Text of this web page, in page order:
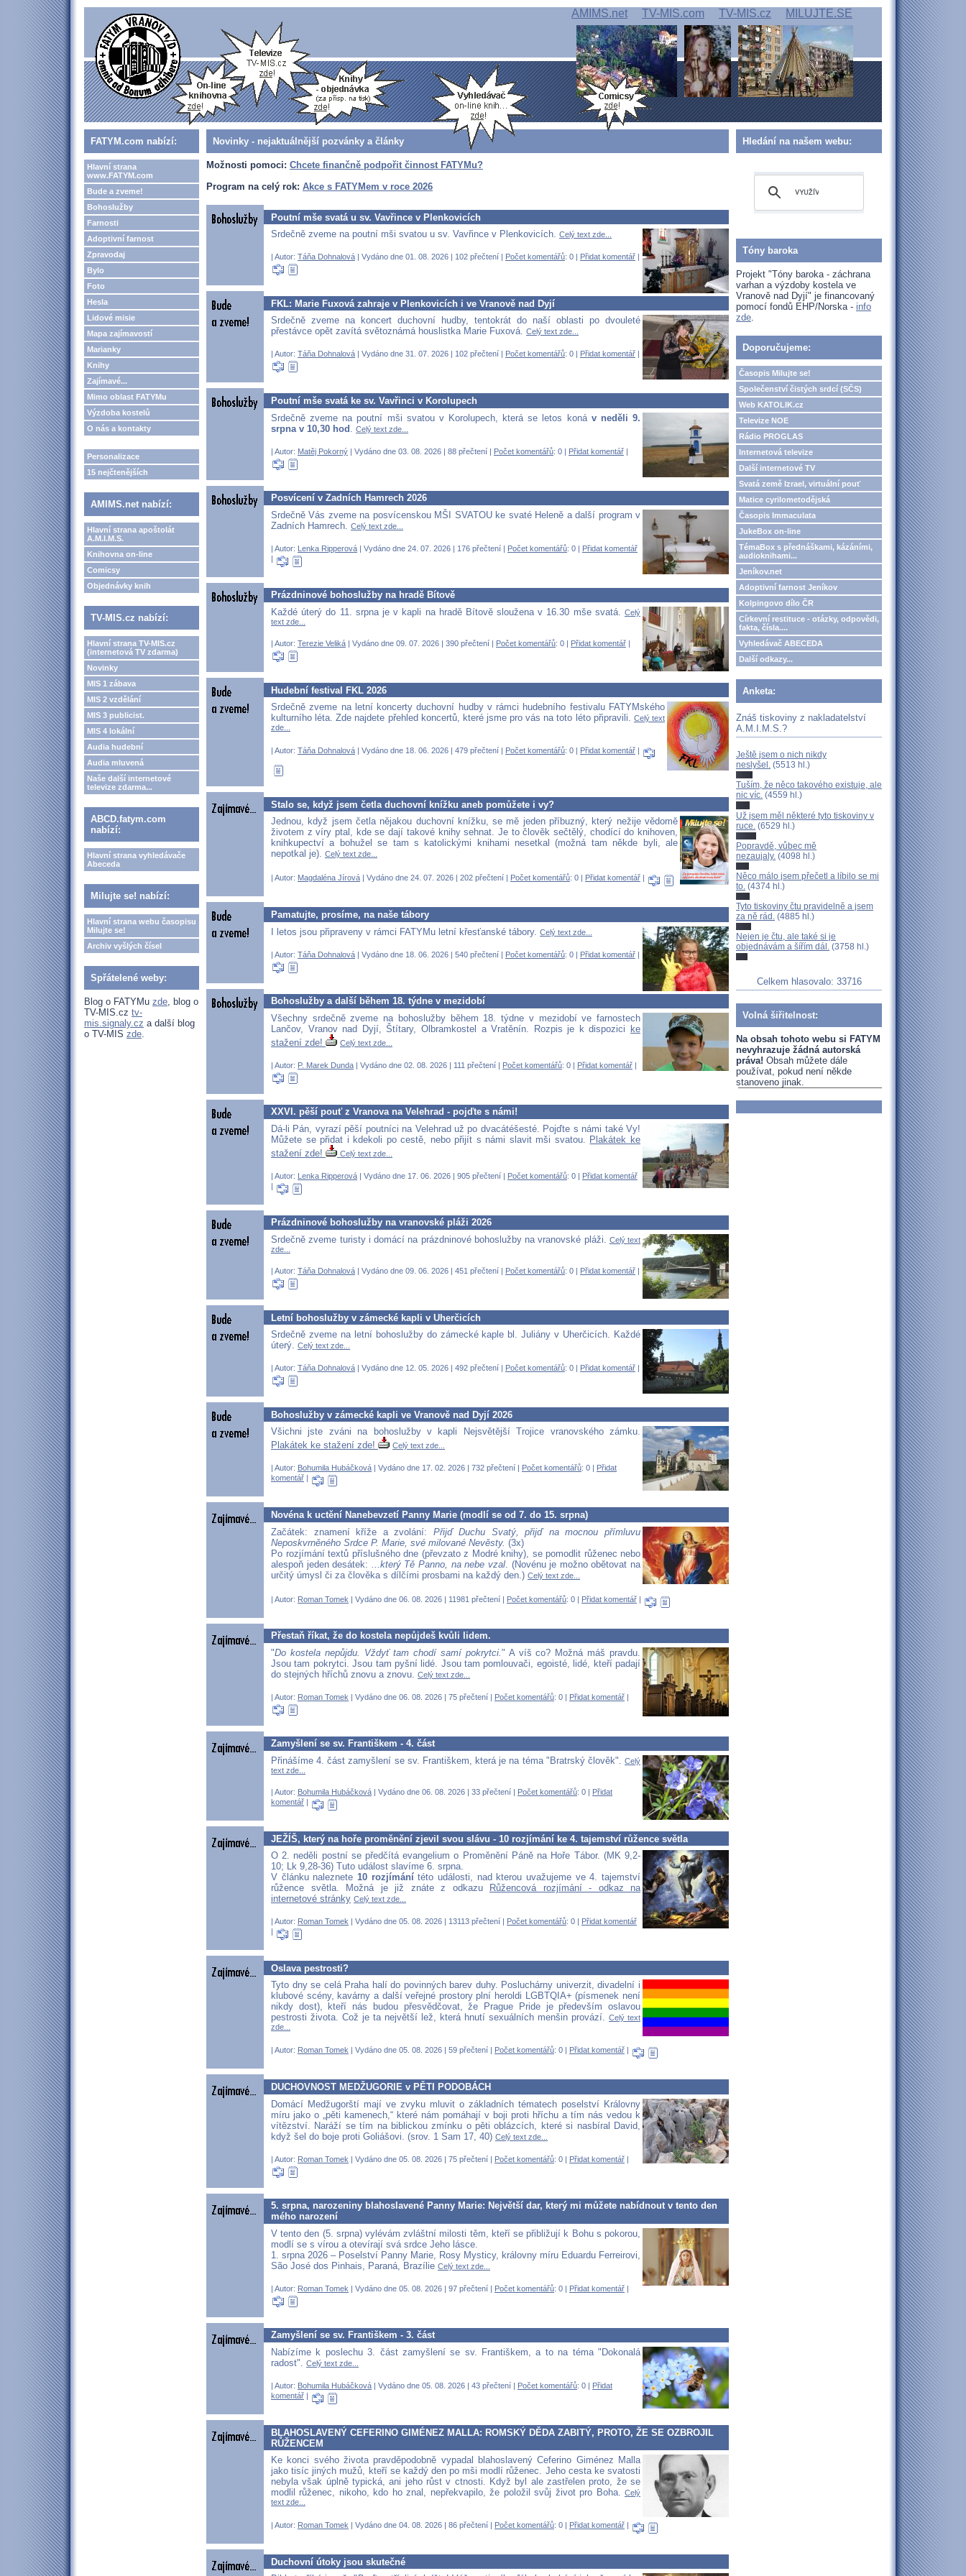
AMIMS.net TV-MIS.com TV-MIS.cz MILUJTE.SE
FATYM.com nabízí:
Hlavní strana
www.FATYM.com
Bude a zveme!
Bohoslužby
Farnosti
Adoptivní farnost
Zpravodaj
Bylo
Foto
Hesla
Lidové misie
Mapa zajímavostí
Marianky
Knihy
Zajímavé...
Mimo oblast FATYMu
Výzdoba kostelů
O nás a kontakty
Personalizace
15 nejčtenějších
AMIMS.net nabízí:
Hlavní strana apoštolát
A.M.I.M.S.
Knihovna on-line
Comicsy
Objednávky knih
TV-MIS.cz nabízí:
Hlavní strana TV-MIS.cz
(internetová TV zdarma)
Novinky
MIS 1 zábava
MIS 2 vzdělání
MIS 3 publicist.
MIS 4 lokální
Audia hudební
Audia mluvená
Naše další internetové
televize zdarma...
ABCD.fatym.com
nabízí:
Hlavní strana vyhledávače
Abeceda
Milujte se! nabízí:
Hlavní strana webu časopisu
Milujte se!
Archiv vyšlých čísel
Spřátelené weby:
Blog o FATYMu zde, blog o
TV-MIS.cz tv-
mis.signaly.cz a další blog
o TV-MIS zde.
Novinky - nejaktuálnější pozvánky a články
Možnosti pomoci: Chcete finančně podpořit činnost FATYMu?
Program na celý rok: Akce s FATYMem v roce 2026
Poutní mše svatá u sv. Vavřince v Plenkovicích
Srdečně zveme na poutní mši svatou u sv. Vavřince v Plenkovicích. Celý text zde...
| Autor: Táňa Dohnalová | Vydáno dne 01. 08. 2026 | 102 přečtení | Počet komentářů: 0 | Přidat komentář |
FKL: Marie Fuxová zahraje v Plenkovicích i ve Vranově nad Dyjí
Srdečně zveme na koncert duchovní hudby, tentokrát do naší oblasti po dvouleté
přestávce opět zavítá světoznámá houslistka Marie Fuxová. Celý text zde...
| Autor: Táňa Dohnalová | Vydáno dne 31. 07. 2026 | 102 přečtení | Počet komentářů: 0 | Přidat komentář
Poutní mše svatá ke sv. Vavřinci v Korolupech
Srdečně zveme na poutní mši svatou v Korolupech, která se letos koná v neděli 9.
srpna v 10,30 hod
Celý text zde...
| Autor: Matěj Pokorný | Vydáno dne 03. 08. 2026 | 88 přečtení | Počet komentářů: 0 | Přidat komentář |
Posvícení v Zadních Hamrech 2026
Srdečně Vás zveme na posvícenskou MŠI SVATOU ke svaté Heleně a další program v
Zadních Hamrech.
Celý text zde...
| Autor: Lenka Ripperová | Vydáno dne 24. 07. 2026 | 176 přečtení | Počet komentářů: 0 | Přidat komentář
|
Prázdninové bohoslužby na hradě Bítově
Každé úterý do 11. srpna je v kapli na hradě Bítově sloužena v 16.30 mše svatá.
Celý
text zde...
| Autor: Terezie Veliká | Vydáno dne 09. 07. 2026 | 390 přečtení | Počet komentářů: 0 | Přidat komentář |
Hudební festival FKL 2026
Srdečně zveme na letní koncerty duchovní hudby v rámci hudebního festivalu FATYMského
kulturního léta. Zde najdete přehled koncertů, které jsme pro vás na toto léto připravili. Celý text
zde...
| Autor: Táňa Dohnalová | Vydáno dne 18. 06. 2026 | 479 přečtení | Počet komentářů: 0 | Přidat komentář |
Stalo se, když jsem četla duchovní knížku aneb pomůžete i vy?
Jednou, když jsem četla nějakou duchovní knížku, se mě jeden příbuzný, který nežije vědomě
životem z víry ptal, kde se dají takové knihy sehnat. Je to člověk sečtělý, chodící do knihoven,
knihkupectví a bohužel se tam s katolickými knihami nesetkal (možná tam někde byli, ale
nepotkal je). Celý text zde...
| Autor: Magdaléna Jírová | Vydáno dne 24. 07. 2026 | 202 přečtení | Počet komentářů: 0 | Přidat komentář
Pamatujte, prosíme, na naše tábory
I letos jsou připraveny v rámci FATYMu letní křesťanské tábory. Celý text zde...
| Autor: Táňa Dohnalová | Vydáno dne 18. 06. 2026 | 540 přečtení | Počet komentářů: 0 | Přidat komentář |
Bohoslužby a další během 18. týdne v mezidobí
Všechny srdečně zveme na bohoslužby během 18. týdne v mezidobí ve farnostech
Lančov, Vranov nad Dyjí, Štítary, Olbramkostel a Vratěnín. Rozpis je k dispozici ke
stažení zde!
Celý text zde...
| Autor: P. Marek Dunda | Vydáno dne 02. 08. 2026 | 111 přečtení | Počet komentářů: 0 | Přidat komentář |
XXVI. pěší pouť z Vranova na Velehrad - pojďte s námi!
Dá-li Pán, vyrazí pěší poutníci na Velehrad už po dvacátéšesté. Pojďte s námi také Vy!
Můžete se přidat i kdekoli po cestě, nebo přijít s námi slavit mši svatou.
Plakátek ke
stažení zde!
Celý text zde...
| Autor: Lenka Ripperová | Vydáno dne 17. 06. 2026 | 905 přečtení | Počet komentářů: 0 | Přidat komentář
|
Prázdninové bohoslužby na vranovské pláži 2026
Srdečně zveme turisty i domácí na prázdninové bohoslužby na vranovské pláži. Celý text
zde...
| Autor: Táňa Dohnalová | Vydáno dne 09. 06. 2026 | 451 přečtení | Počet komentářů: 0 | Přidat komentář |
Letní bohoslužby v zámecké kapli v Uherčicích
Srdečně zveme na letní bohoslužby do zámecké kaple bl. Juliány v Uherčicích. Každé
úterý. Celý text zde...
| Autor: Táňa Dohnalová | Vydáno dne 12. 05. 2026 | 492 přečtení | Počet komentářů: 0 | Přidat komentář
Bohoslužby v zámecké kapli ve Vranově nad Dyjí 2026
Všichni jste zváni na bohoslužby v kapli Nejsvětější Trojice vranovského zámku.
Plakátek ke stažení zde!
Celý text zde...
| Autor: Bohumila Hubáčková | Vydáno dne 17. 02. 2026 | 732 přečtení | Počet komentářů: 0 |
Přidat
komentář
Novéna k uctění Nanebevzetí Panny Marie (modlí se od 7. do 15. srpna)
Začátek: znamení kříže a zvolání: Přijď Duchu Svatý, přijď na mocnou přímluvu
Neposkvrněného Srdce P. Marie, své milované Nevěsty. (3x)
Po rozjímání textů příslušného dne (převzato z Modré knihy), se pomodlit růženec nebo
alespoň jeden desátek:
...který Tě Panno, na nebe vzal. (Novénu je možno obětovat na
určitý úmysl či za člověka s dílčími prosbami na každý den.) Celý text zde...
| Autor: Roman Tomek | Vydáno dne 06. 08. 2026 | 11981 přečtení | Počet komentářů: 0 | Přidat komentář |
Přestaň říkat, že do kostela nepůjdeš kvůli lidem.
"Do kostela nepůjdu. Vždyť tam chodí samí pokrytci. " A víš co? Možná máš pravdu.
Jsou tam pokrytci. Jsou tam pyšní lidé. Jsou tam pomlouvači, egoisté, lidé, kteří padají
do stejných hříchů znovu a znovu.
Celý text zde...
| Autor: Roman Tomek | Vydáno dne 06. 08. 2026 | 75 přečtení | Počet komentářů: 0 | Přidat komentář |
Zamyšlení se sv. Františkem - 4. část
Přinášíme 4. část zamyšlení se sv. Františkem, která je na téma "Bratrský člověk". Celý
text zde...
| Autor: Bohumila Hubáčková | Vydáno dne 06. 08. 2026 | 33 přečtení | Počet komentářů: 0 | Přidat
komentář |
JEŽÍŠ, který na hoře proměnění zjevil svou slávu - 10 rozjímání ke 4. tajemství růžence světla
O 2. neděli postní se předčítá evangelium o Proměnění Páně na Hoře Tábor. (MK 9,2-
10; Lk 9,28-36) Tuto událost slavíme 6. srpna.
V článku naleznete 10 rozjímání této události, nad kterou uvažujeme ve 4. tajemství
růžence světla. Možná je již znáte z odkazu
Růžencová rozjímání - odkaz na
internetové stránky Celý text zde...
| Autor: Roman Tomek | Vydáno dne 05. 08. 2026 | 13113 přečtení | Počet komentářů: 0 | Přidat komentář
|
Oslava pestrosti?
Tyto dny se celá Praha halí do povinných barev duhy. Posluchárny univerzit, divadelní i
klubové scény, kavárny a další veřejné prostory plní heroldi LGBTQIA+ (písmenek není
nikdy dost), kteří nás budou přesvědčovat, že Prague Pride je především oslavou
pestrosti života. Což je ta největší lež, která hnutí sexuálních menšin provází. Celý text
zde...
| Autor: Roman Tomek | Vydáno dne 05. 08. 2026 | 59 přečtení | Počet komentářů: 0 | Přidat komentář
DUCHOVNOST MEDŽUGORIE v PĚTI PODOBÁCH
Domácí Medžugorští mají ve zvyku mluvit o základních tématech poselství Královny
míru jako o „pěti kamenech,“ které nám pomáhají v boji proti hříchu a tím nás vedou k
vítězství. Naráží se tím na biblickou zmínku o pěti oblázcích, které si nasbíral David,
když šel do boje proti Goliášovi. (srov. 1 Sam 17, 40) Celý text zde...
| Autor: Roman Tomek | Vydáno dne 05. 08. 2026 | 75 přečtení | Počet komentářů: 0 | Přidat komentář |
5. srpna, narozeniny blahoslavené Panny Marie: Největší dar, který mi můžete nabídnout v tento den
mého narození
V tento den (5. srpna) vylévám zvláštní milosti těm, kteří se přibližují k Bohu s pokorou,
modlí se s vírou a otevírají svá srdce Jeho lásce.
1. srpna 2026 – Poselství Panny Marie, Rosy Mysticy, královny míru Eduardu Ferreirovi,
São José dos Pinhais, Paraná, Brazílie Celý text zde...
| Autor: Roman Tomek | Vydáno dne 05. 08. 2026 | 97 přečtení | Počet komentářů: 0 | Přidat komentář |
Zamyšlení se sv. Františkem - 3. část
Nabízíme k poslechu 3. část zamyšlení se sv. Františkem, a to na téma "Dokonalá
radost".
Celý text zde...
| Autor: Bohumila Hubáčková | Vydáno dne 05. 08. 2026 | 43 přečtení | Počet komentářů: 0 | Přidat
komentář |
BLAHOSLAVENÝ CEFERINO GIMÉNEZ MALLA: ROMSKÝ DĚDA ZABITÝ, PROTO, ŽE SE OZBROJIL
RŮŽENCEM
Ke konci svého života pravděpodobně vypadal blahoslavený Ceferino Giménez Malla
jako tisíc jiných mužů, kteří se každý den po mši modlí růženec. Jeho cesta ke svatosti
nebyla však úplně typická, ani jeho růst v ctnosti. Když byl ale zastřelen proto, že se
modlil růženec, nikoho, kdo ho znal, nepřekvapilo, že položil svůj život pro Boha. Celý
text zde...
| Autor: Roman Tomek | Vydáno dne 04. 08. 2026 | 86 přečtení | Počet komentářů: 0 | Přidat komentář |
Duchovní útoky jsou skutečné
Hledání na našem webu:
Tóny baroka
Projekt "Tóny baroka - záchrana
varhan a výzdoby kostela ve
Vranově nad Dyjí" je financovaný
pomocí fondů EHP/Norska - info
zde.
Doporučujeme:
Časopis Milujte se!
Společenství čistých srdcí (SČS)
Web KATOLIK.cz
Televize NOE
Rádio PROGLAS
Internetová televize
Další internetové TV
Svatá země Izrael, virtuální pouť
Matice cyrilometodějská
Časopis Immaculata
JukeBox on-line
TémaBox s přednáškami, kázáními,
audioknihami...
Jeníkov.net
Adoptivní farnost Jeníkov
Kolpingovo dílo ČR
Církevní restituce - otázky, odpovědi,
fakta, čísla....
Vyhledávač ABECEDA
Další odkazy...
Anketa:
Znáš tiskoviny z nakladatelství
A.M.I.M.S.?
Ještě jsem o nich nikdy
neslyšel. (5513 hl.)
Tuším, že něco takového existuje, ale
nic víc. (4559 hl.)
Už jsem měl některé tyto tiskoviny v
ruce. (6529 hl.)
Popravdě, vůbec mě
nezaujaly. (4098 hl.)
Něco málo jsem přečetl a líbilo se mi
to. (4374 hl.)
Tyto tiskoviny čtu pravidelně a jsem
za ně rád. (4885 hl.)
Nejen je čtu, ale také si je
objednávám a šířím dál. (3758 hl.)
Celkem hlasovalo: 33716
Volná šiřitelnost:
Na obsah tohoto webu si FATYM
nevyhrazuje žádná autorská
práva! Obsah můžete dále
používat, pokud není někde
stanoveno jinak.